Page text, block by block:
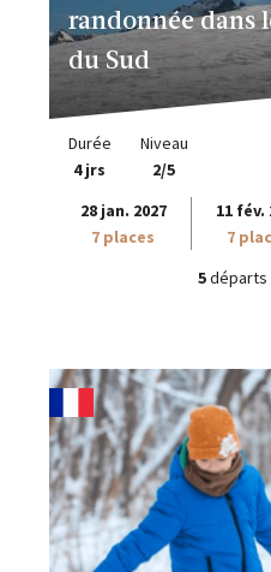
randonnée dans
du Sud
Durée
4 jrs
Niveau
2/5
28 jan. 2027
7 places
11 fév.
7
5départs